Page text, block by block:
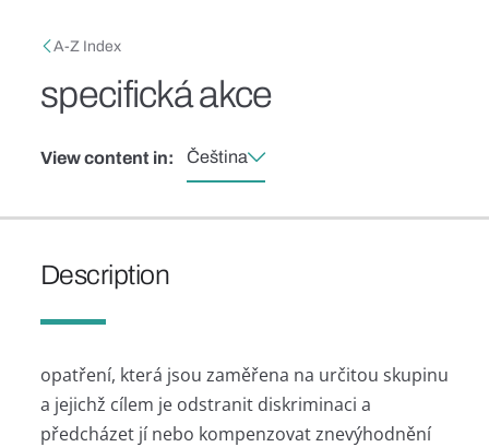
Breadcrumb
A-Z Index
specifická akce
View content in: Čeština
Description
opatření, která jsou zaměřena na určitou skupinu
a jejichž cílem je odstranit diskriminaci a
předcházet jí nebo kompenzovat znevýhodnění